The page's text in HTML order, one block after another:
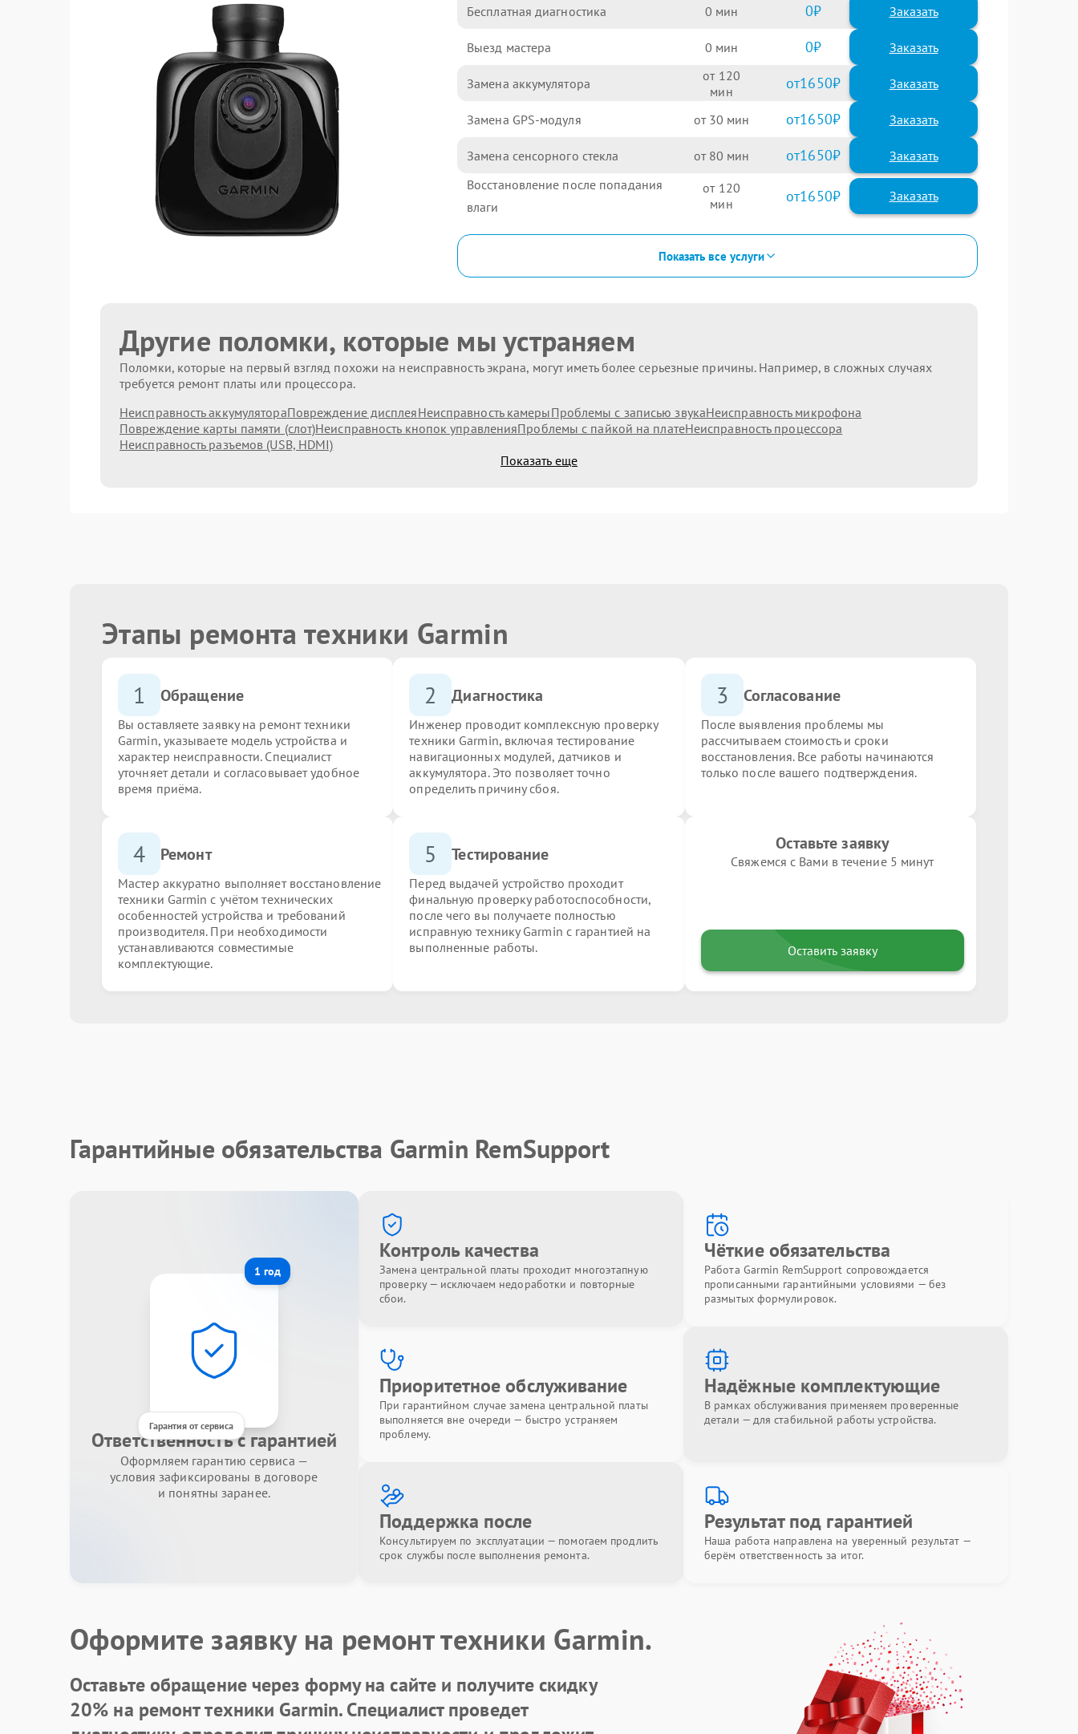
Бесплатная диагностика 0 0 Заказать
Выезд мастера 0 0 Заказать
Замена аккумулятора 120 1650
Замена GPS-модуля 30 1650
Замена сенсорного стекла 80 1650
Восстановление после попадания
влаги
120 1650
Показать все услуги
Другие поломки, которые мы устраняем
Поломки, которые на первый взгляд похожи на неисправность экрана, могут иметь более серьезные причины. Например, в сложных случаях
требуется ремонт платы или процессора.
Неисправность аккумулятораПовреждение дисплеяНеисправность камерыПроблемы с записью звукаНеисправность микрофона
Повреждение карты памяти (слот)Неисправность кнопок управленияПроблемы с пайкой на платеНеисправность процессора
Неисправность разъемов (USB, HDMI)
Показать еще
Этапы ремонта техники Garmin
1 Обращение
Вы оставляете заявку на ремонт техники
Garmin, указываете модель устройства и
характер неисправности. Специалист
уточняет детали и согласовывает удобное
время приёма.
2 Диагностика
Инженер проводит комплексную проверку
техники Garmin, включая тестирование
навигационных модулей, датчиков и
аккумулятора. Это позволяет точно
определить причину сбоя.
3 Согласование
После выявления проблемы мы
рассчитываем стоимость и сроки
восстановления. Все работы начинаются
только после вашего подтверждения.
4 Ремонт
Мастер аккуратно выполняет восстановление
техники Garmin с учётом технических
особенностей устройства и требований
производителя. При необходимости
устанавливаются совместимые
комплектующие.
5 Тестирование
Перед выдачей устройство проходит
финальную проверку работоспособности,
после чего вы получаете полностью
исправную технику Garmin с гарантией на
выполненные работы.
Оставьте заявку
Свяжемся с Вами в течение 5 минут
Оставить заявку
Гарантийные обязательства Garmin RemSupport
1 год
Гарантия от сервиса
Ответственность с гарантией
Оформляем гарантию сервиса —
условия зафиксированы в договоре
и понятны заранее.
Контроль качества
Замена центральной платы проходит многоэтапную
проверку — исключаем недоработки и повторные
сбои.
Чёткие обязательства
Работа Garmin RemSupport сопровождается
прописанными гарантийными условиями — без
размытых формулировок.
Приоритетное обслуживание
При гарантийном случае замена центральной платы
выполняется вне очереди — быстро устраняем
проблему.
Надёжные комплектующие
В рамках обслуживания применяем проверенные
детали — для стабильной работы устройства.
Поддержка после
Консультируем по эксплуатации — помогаем продлить
срок службы после выполнения ремонта.
Результат под гарантией
Наша работа направлена на уверенный результат —
берём ответственность за итог.
Оформите заявку на ремонт техники Garmin.
Оставьте обращение через форму на сайте и получите скидку
20% на ремонт техники Garmin. Специалист проведет